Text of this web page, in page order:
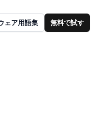
ェア用語集 無料で試す